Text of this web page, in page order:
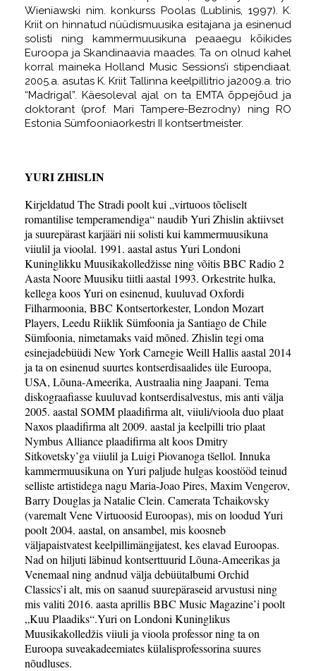
Wieniawski nim. konkurss Poolas (Lublinis, 1997). K.
Kriit on hinnatud nüüdismuusika esitajana ja esinenud
solisti ning kammermuusikuna peaaegu kõikides
Euroopa ja Skandinaavia maades. Ta on olnud kahel
korral maineka Holland Music Sessions’i stipendiaat.
2005.a. asutas K. Kriit Tallinna keelpillitrio ja2009.a. trio
“Madrigal”. Käesoleval ajal on ta EMTA õppejõud ja
doktorant (prof. Mari Tampere-Bezrodny) ning RO
Estonia Sümfooniaorkestri II kontsertmeister.
YURI ZHISLIN
Kirjeldatud The Stradi poolt kui „virtuoos tõeliselt
romantilise temperamendiga“ naudib Yuri Zhislin aktiivset
ja suurepärast karjääri nii solisti kui kammermuusikuna
viiulil ja vioolal. 1991. aastal astus Yuri Londoni
Kuninglikku Muusikakolledžisse ning võitis BBC Radio 2
Aasta Noore Muusiku tiitli aastal 1993. Orkestrite hulka,
kellega koos Yuri on esinenud, kuuluvad Oxfordi
Filharmoonia, BBC Kontsertorkester, London Mozart
Players, Leedu Riiklik Sümfoonia ja Santiago de Chile
Sümfoonia, nimetamaks vaid mõned. Zhislin tegi oma
esinejadebüüdi New York Carnegie Weill Hallis aastal 2014
ja ta on esinenud suurtes kontserdisaalides üle Euroopa,
USA, Lõuna-Ameerika, Austraalia ning Jaapani. Tema
diskograafiasse kuuluvad kontserdisalvestus, mis anti välja
2005. aastal SOMM plaadifirma alt, viiuli/vioola duo plaat
Naxos plaadifirma alt 2009. aastal ja keelpilli trio plaat
Nymbus Alliance plaadifirma alt koos Dmitry
Sitkovetsky’ga viiulil ja Luigi Piovanoga tšellol. Innuka
kammermuusikuna on Yuri paljude hulgas koostööd teinud
selliste artistidega nagu Maria-Joao Pires, Maxim Vengerov,
Barry Douglas ja Natalie Clein. Camerata Tchaikovsky
(varemalt Vene Virtuoosid Euroopas), mis on loodud Yuri
poolt 2004. aastal, on ansambel, mis koosneb
väljapaistvatest keelpillimängijatest, kes elavad Euroopas.
Nad on hiljuti läbinud kontserttuurid Lõuna-Ameerikas ja
Venemaal ning andnud välja debüütalbumi Orchid
Classics’i alt, mis on saanud suurepäraseid arvustusi ning
mis valiti 2016. aasta aprillis BBC Music Magazine’i poolt
„Kuu Plaadiks“.Yuri on Londoni Kuninglikus
Muusikakolledžis viiuli ja vioola professor ning ta on
Euroopa suveakadeemiates külalisprofessorina suures
nõudluses.